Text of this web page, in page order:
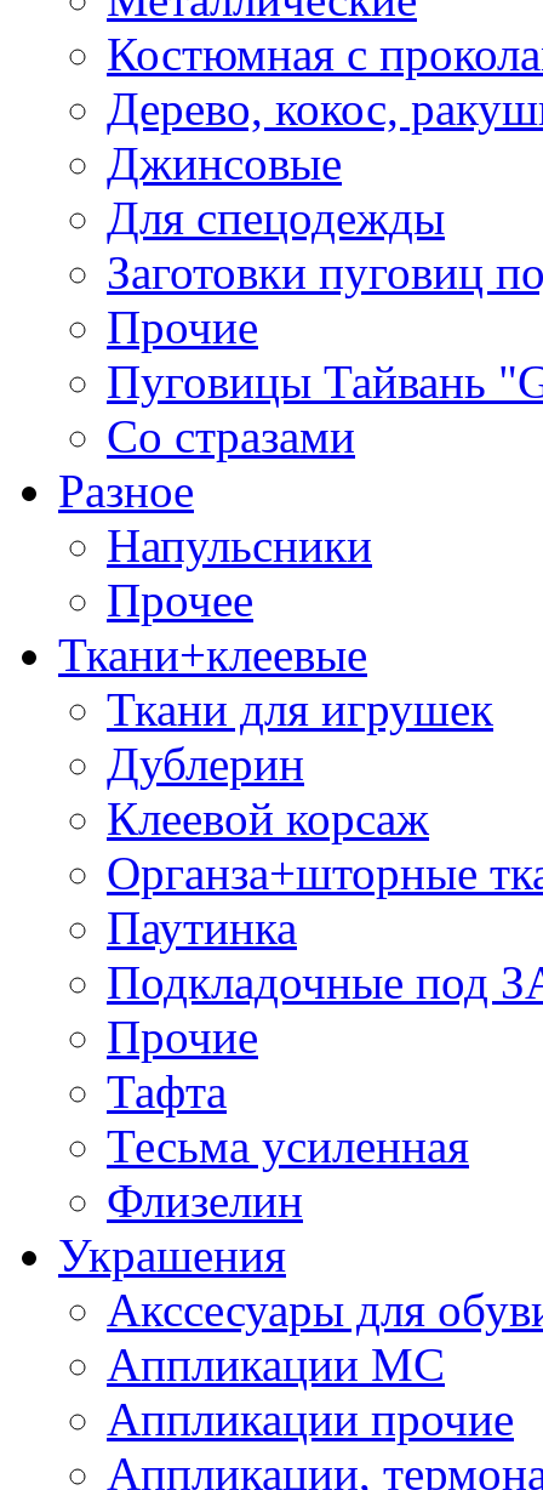
Костюмная с
Дерево, кокос,
Джинсовые
Для спецодежды
Заготовки пуговиц
Прочие
Пуговицы Тайвань
Со стразами
Разное
Напульсники
Прочее
Ткани+клеевые
Ткани для игрушек
Дублерин
Клеевой корсаж
Органза+шторные
Паутинка
Подкладочные под
Прочие
Тафта
Тесьма усиленная
Флизелин
Украшения
Акссесуары для
Аппликации МС
Аппликации прочие
Аппликации,